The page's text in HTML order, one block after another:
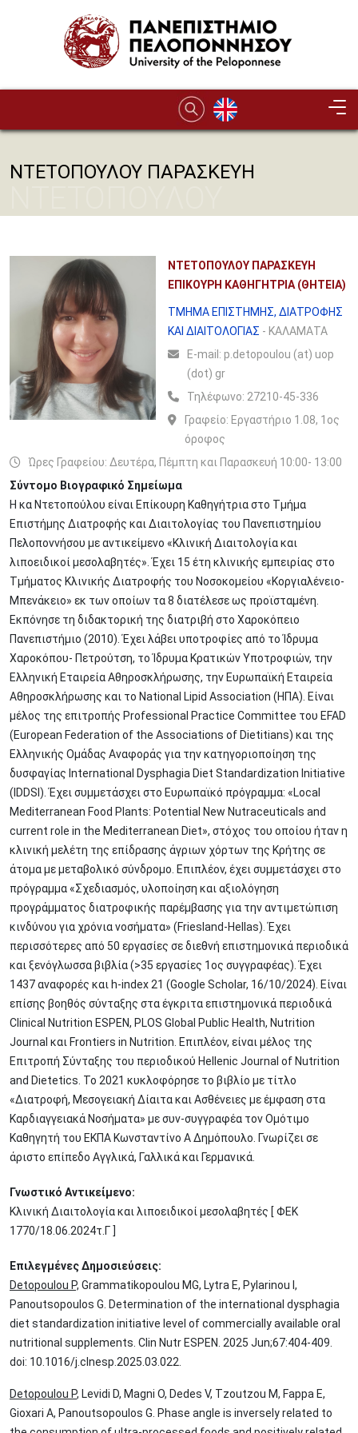
ΝΤΕΤΟΠΟΥΛΟΥ ΠΑΡΑΣΚΕΥΗ
ΝΤΕΤΟΠΟΥΛΟΥ ΠΑΡΑΣΚΕΥΗ
ΕΠΙΚΟΥΡΗ ΚΑΘΗΓΗΤΡΙΑ (ΘΗΤΕΙΑ)
ΤΜΗΜΑ ΕΠΙΣΤΗΜΗΣ, ΔΙΑΤΡΟΦΗΣ
ΚΑΙ ΔΙΑΙΤΟΛΟΓΙΑΣ - ΚΑΛΑΜΑΤΑ
Ε-mail: p.detopoulou (at) uop
(dot) gr
Τηλέφωνο: 27210-45-336
Γραφείο: Εργαστήριο 1.08, 1ος
όροφος
Ώρες Γραφείου: Δευτέρα, Πέμπτη και Παρασκευή 10:00- 13:00
Σύντομο Βιογραφικό Σημείωμα
Η κα Ντετοπούλου είναι Επίκουρη Καθηγήτρια στο Τμήμα
Επιστήμης Διατροφής και Διαιτολογίας του Πανεπιστημίου
Πελοποννήσου με αντικείμενο «Κλινική Διαιτολογία και
λιποειδικοί μεσολαβητές». Έχει 15 έτη κλινικής εμπειρίας στο
Τμήματος Κλινικής Διατροφής του Νοσοκομείου «Κοργιαλένειο-
Μπενάκειο» εκ των οποίων τα 8 διατέλεσε ως προϊσταμένη.
Εκπόνησε τη διδακτορική της διατριβή στο Χαροκόπειο
Πανεπιστήμιο (2010). Έχει λάβει υποτροφίες από το Ίδρυμα
Χαροκόπου- Πετρούτση, το Ίδρυμα Κρατικών Υποτροφιών, την
Ελληνική Εταιρεία Αθηροσκλήρωσης, την Ευρωπαϊκή Εταιρεία
Αθηροσκλήρωσης και το National Lipid Association (ΗΠΑ). Είναι
μέλος της επιτροπής Professional Practice Committee του EFAD
(European Federation of the Associations of Dietitians) και της
Ελληνικής Ομάδας Αναφοράς για την κατηγοριοποίηση της
δυσφαγίας International Dysphagia Diet Standardization Initiative
(IDDSI). Έχει συμμετάσχει στο Ευρωπαϊκό πρόγραμμα: «Local
Mediterranean Food Plants: Potential New Nutraceuticals and
current role in the Mediterranean Diet», στόχος του οποίου ήταν η
κλινική μελέτη της επίδρασης άγριων χόρτων της Κρήτης σε
άτομα με μεταβολικό σύνδρομο. Επιπλέον, έχει συμμετάσχει στο
πρόγραμμα «Σχεδιασμός, υλοποίηση και αξιολόγηση
προγράμματος διατροφικής παρέμβασης για την αντιμετώπιση
κινδύνου για χρόνια νοσήματα» (Friesland-Hellas). Έχει
περισσότερες από 50 εργασίες σε διεθνή επιστημονικά περιοδικά
και ξενόγλωσσα βιβλία (>35 εργασίες 1ος συγγραφέας). Έχει
1437 αναφορές και h-index 21 (Google Scholar, 16/10/2024). Είναι
επίσης βοηθός σύνταξης στα έγκριτα επιστημονικά περιοδικά
Clinical Nutrition ESPEN, PLOS Global Public Health, Nutrition
Journal και Frontiers in Nutrition. Επιπλέον, είναι μέλος της
Επιτροπή Σύνταξης του περιοδικού Hellenic Journal of Nutrition
and Dietetics. To 2021 κυκλοφόρησε το βιβλίο με τίτλο
«Διατροφή, Μεσογειακή Δίαιτα και Ασθένειες με έμφαση στα
Καρδιαγγειακά Νοσήματα» με συν-συγγραφέα τον Ομότιμο
Καθηγητή του ΕΚΠΑ Κωνσταντίνο Α Δημόπουλο. Γνωρίζει σε
άριστο επίπεδο Αγγλικά, Γαλλικά και Γερμανικά.
Γνωστικό Αντικείμενο:
Κλινική Διαιτολογία και λιποειδικοί μεσολαβητές [ ΦΕΚ
1770/18.06.2024τ.Γ ]
Επιλεγμένες Δημοσιεύσεις:
Detopoulou P, Grammatikopoulou MG, Lytra E, Pylarinou I,
Panoutsopoulos G. Determination of the international dysphagia
diet standardization initiative level of commercially available oral
nutritional supplements. Clin Nutr ESPEN. 2025 Jun;67:404-409.
doi: 10.1016/j.clnesp.2025.03.022.
Detopoulou P, Levidi D, Magni O, Dedes V, Tzoutzou M, Fappa E,
Gioxari A, Panoutsopoulos G. Phase angle is inversely related to